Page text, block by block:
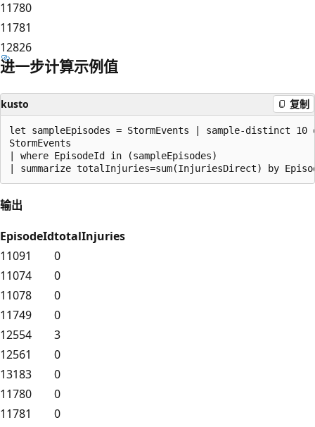
11780
11781
12826
进一步计算示例值
kusto 复制
let sampleEpisodes = StormEvents | sample-distinct 10
StormEvents
| where EpisodeId in (sampleEpisodes)
输出
EpisodeIdtotalInjuries
11091
0
11074
0
11078
0
11749
0
12554
3
12561
0
13183
0
11780
0
11781
0